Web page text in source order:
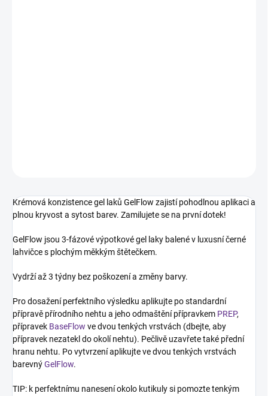
Krémová konzistence gel laků GelFlow zajistí pohodlnou aplikaci a
plnou kryvost a sytost barev. Zamilujete se na první dotek!
GelFlow jsou 3-fázové výpotkové gel laky balené v luxusní černé
lahvičce s plochým měkkým štětečkem.
Vydrží až 3 týdny bez poškození a změny barvy.
Pro dosažení perfektního výsledku aplikujte po standardní
přípravě přírodního nehtu a jeho odmaštění přípravkem PREP,
přípravek BaseFlow ve dvou tenkých vrstvách (dbejte, aby
přípravek nezatekl do okolí nehtu). Pečlivě uzavřete také přední
hranu nehtu. Po vytvrzení aplikujte ve dvou tenkých vrstvách
barevnýGelFlow.
TIP: k perfektnímu nanesení okolo kutikuly si pomozte tenkým